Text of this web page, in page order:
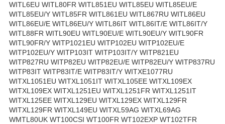
WITL6EU WITL80FR WITL851EU WITL85EU WITL85EU/E
WITL85EU/Y WITL85FR WITL861EU WITL867RU WITL86EU
WITL86EU/E WITL86EU/Y WITL86IT WITL86IT/E WITL86IT/Y
WITL88FR WITL90EU WITL90EU/E WITL90EU/Y WITL90FR
WITL90FR/Y WITP1021EU WITP102EU WITP102EU/E
WITP102EU/Y WITP103IT WITP103IT/Y WITP821EU
WITP827RU WITP82EU WITP82EU/E WITP82EU/Y WITP837RU
WITP83IT WITP83IT/E WITP83IT/Y WITXE1077RU
WITXL1051EU WITXL1051IT WITXL105EE WITXL109EX
WITXL109EX WITXL1251EU WITXL1251FR WITXL1251IT
WITXL125EE WITXL129EU WITXL129EX WITXL129FR
WITXL129FR WITXL149EU WITXL59AG WITXL69AG
WMTL80UK WT100CSI WT100FR WT102EXP WT102TFR